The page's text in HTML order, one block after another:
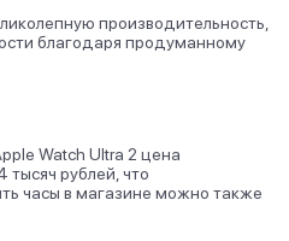
производительность,
благодаря продуманному
Watch Ultra 2 цена
рублей, что
часы в магазине можно также